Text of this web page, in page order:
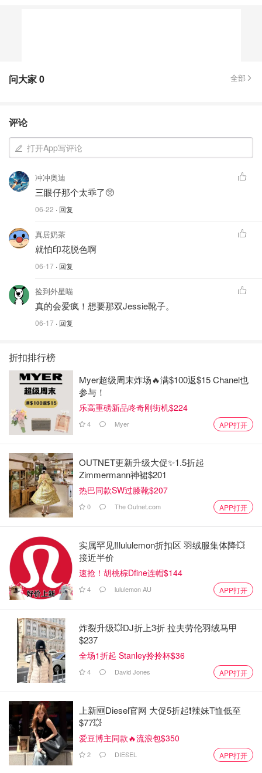
问大家0 全部
评论
打开App写评论
冲冲奥迪
三眼仔那个太乖了🥺
06-22 · 回复
真居奶茶
就怕印花脱色啊
06-17 · 回复
捡到外星喵
真的会爱疯！想要那双Jessie靴子。
06-17 · 回复
折扣排行榜
Myer超级周末炸场🔥满$100返$15 Chanel也
参与！
乐高重磅新品咚奇刚街机$224
4 Myer APP打开
OUTNET更新升级大促✨1.5折起
Zimmermann神裙$201
热巴同款SW过膝靴$207
0 The Outnet.com APP打开
实属罕见‼️lululemon折扣区 羽绒服集体降💥
接近半价
速抢！胡桃棕Dfine连帽$144
4 lululemon AU APP打开
炸裂升级💥DJ折上3折 拉夫劳伦羽绒马甲
$237
全场1折起 Stanley拎拎杯$36
4 David Jones APP打开
上新🆕Diesel官网 大促5折起❗️辣妹T恤低至
$77💥
爱豆博主同款🔥流浪包$350
2 DIESEL APP打开